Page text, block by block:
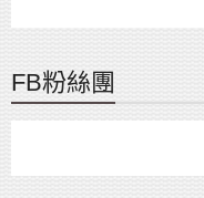
FB粉絲團